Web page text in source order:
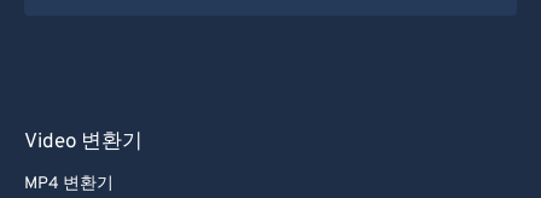
Video 변환기
MP4 변환기